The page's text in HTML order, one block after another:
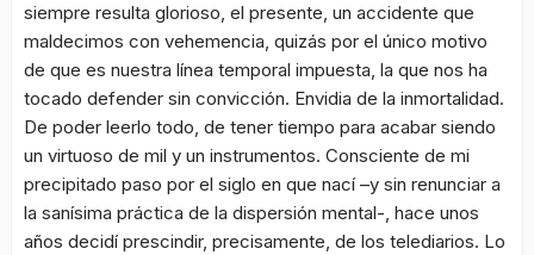
siempre resulta glorioso, el presente, un accidente que
maldecimos con vehemencia, quizás por el único motivo
de que es nuestra línea temporal impuesta, la que nos ha
tocado defender sin convicción. Envidia de la inmortalidad.
De poder leerlo todo, de tener tiempo para acabar siendo
un virtuoso de mil y un instrumentos. Consciente de mi
precipitado paso por el siglo en que nací –y sin renunciar a
la sanísima práctica de la dispersión mental-, hace unos
años decidí prescindir, precisamente, de los telediarios. Lo